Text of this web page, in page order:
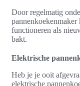
Door regelmatig
functioneren als
bakt.
Elektrische
Heb je je ooit
elektrische